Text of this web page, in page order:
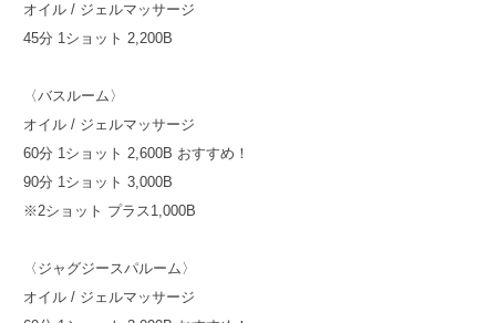
オイル / ジェルマッサージ
45分 1ショット 2,200B
〈バスルーム〉
オイル / ジェルマッサージ
60分 1ショット 2,600B おすすめ！
90分 1ショット 3,000B
※2ショット プラス1,000B
〈ジャグジースパルーム〉
オイル / ジェルマッサージ